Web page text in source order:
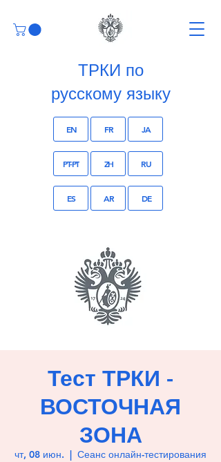
ТРКИ по
русскому языку
EN FR JA
PT-PT ZH RU
ES AR DE
Тест ТРКИ -
ВОСТОЧНАЯ
ЗОНА
чт, 08 июн. Сеанс онлайн-тестирования